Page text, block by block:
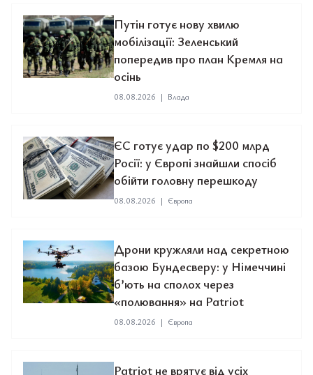
Путін готує нову хвилю
мобілізації: Зеленський
попередив про план Кремля на
осінь
08.08.2026 | Влада
ЄС готує удар по $200 млрд
Росії: у Європі знайшли спосіб
обійти головну перешкоду
08.08.2026 | Європа
Дрони кружляли над секретною
базою Бундесверу: у Німеччині
б’ють на сполох через
«полювання» на Patriot
08.08.2026 | Європа
Patriot не врятує від усіх